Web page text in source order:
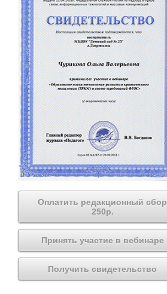
Оплатить редакционный сбор
250р.
Принять участие в вебинаре
Получить свидетельство